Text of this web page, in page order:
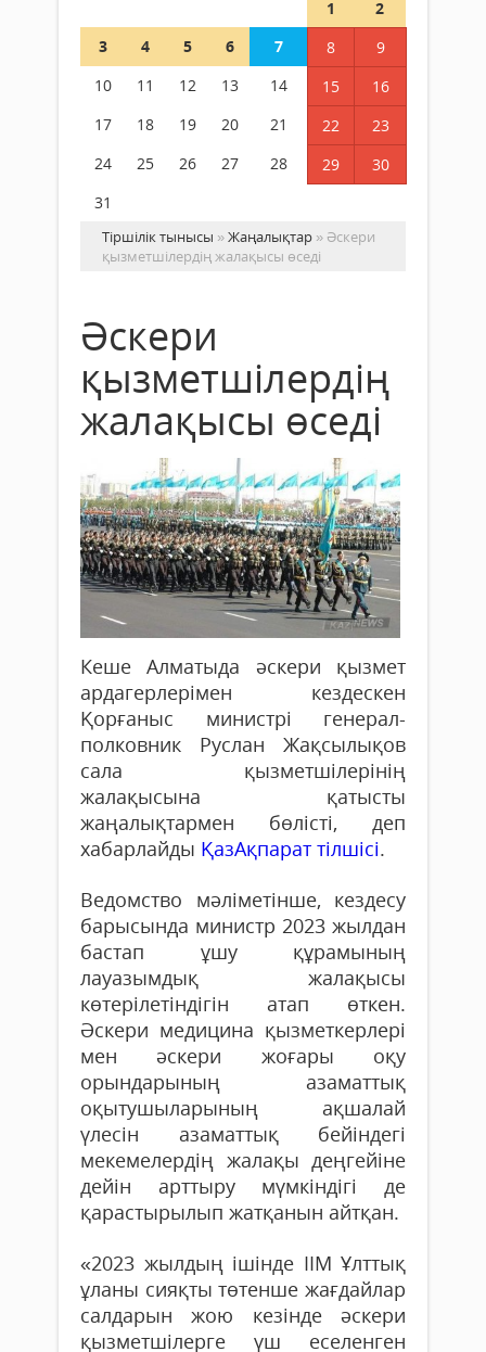
1
2
3
4 5 6 7 8
9
10
11 12 13 14 15
16
17
18 19 20 21 22
23
24
25 26 27 28 29
30
31
Тіршілік тынысы »Жаңалықтар » Әскери
қызметшілердің жалақысы өседі
Әскери
қызметшілердің
жалақысы өседі
Кеше Алматыда әскери қызмет
ардагерлерімен кездескен
Қорғаныс министрі генерал-
полковник Руслан Жақсылықов
сала қызметшілерінің
жалақысына қатысты
жаңалықтармен бөлісті, деп
хабарлайды ҚазАқпарат тілшісі.
Ведомство мәліметінше, кездесу
барысында министр 2023 жылдан
бастап ұшу құрамының
лауазымдық жалақысы
көтерілетіндігін атап өткен.
Әскери медицина қызметкерлері
мен әскери жоғары оқу
орындарының азаматтық
оқытушыларының ақшалай
үлесін азаматтық бейіндегі
мекемелердің жалақы деңгейіне
дейін арттыру мүмкіндігі де
қарастырылып жатқанын айтқан.
«2023 жылдың ішінде ІІМ Ұлттық
ұланы сияқты төтенше жағдайлар
салдарын жою кезінде әскери
қызметшілерге үш еселенген